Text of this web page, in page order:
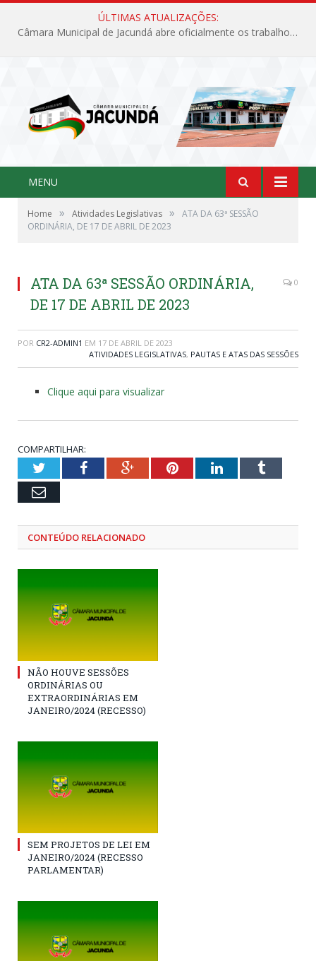
ÚLTIMAS ATUALIZAÇÕES:
Câmara Municipal de Jacundá abre oficialmente os trabalhos legislativos de 2026
MENU
Home » Atividades Legislativas »
ATA DA 63ª SESSÃO
ORDINÁRIA, DE 17 DE ABRIL DE 2023
ATA DA 63ª SESSÃO ORDINÁRIA,
DE 17 DE ABRIL DE 2023
0
POR CR2-ADMIN1 EM 17 DE ABRIL DE 2023
ATIVIDADES LEGISLATIVAS, PAUTAS E ATAS DAS SESSÕES
Clique aqui para visualizar
COMPARTILHAR:
TwitterFacebookGoogle+PinterestLinkedInTumblr
Email
CONTEÚDO RELACIONADO
NÃO HOUVE SESSÕES
ORDINÁRIAS OU
EXTRAORDINÁRIAS EM
JANEIRO/2024 (RECESSO)
SEM PROJETOS DE LEI EM
JANEIRO/2024 (RECESSO
PARLAMENTAR)